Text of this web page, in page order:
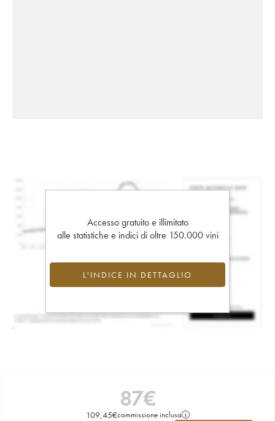
Accesso gratuito e illimitato
alle statistiche e indici di oltre 150.000 vini
L'INDICE IN DETTAGLIO
87€
109,45€commissione inclusa